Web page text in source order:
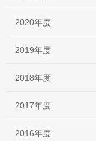
2020年度
2019年度
2018年度
2017年度
2016年度